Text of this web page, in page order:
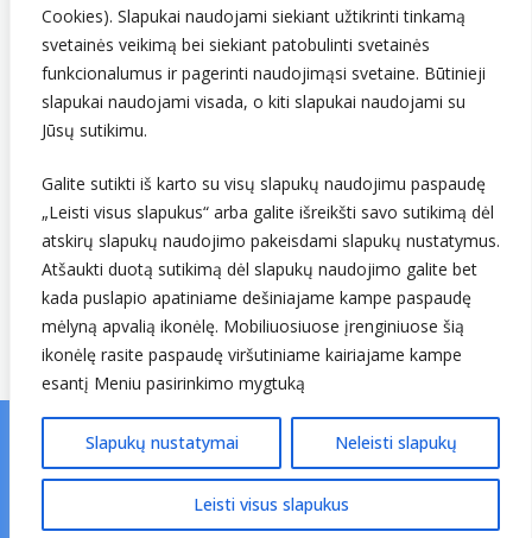
Cookies). Slapukai naudojami siekiant užtikrinti tinkamą
svetainės veikimą bei siekiant patobulinti svetainės
funkcionalumus ir pagerinti naudojimąsi svetaine. Būtinieji
slapukai naudojami visada, o kiti slapukai naudojami su
Jūsų sutikimu.
Galite sutikti iš karto su visų slapukų naudojimu paspaudę
„Leisti visus slapukus“ arba galite išreikšti savo sutikimą dėl
atskirų slapukų naudojimo pakeisdami slapukų nustatymus.
Atšaukti duotą sutikimą dėl slapukų naudojimo galite bet
kada puslapio apatiniame dešiniajame kampe paspaudę
mėlyną apvalią ikonėlę. Mobiliuosiuose įrenginiuose šią
ikonėlę rasite paspaudę viršutiniame kairiajame kampe
esantį Meniu pasirinkimo mygtuką
Slapukų nustatymai Neleisti slapukų
Leisti visus slapukus
Sekite mus
© Lietuvos hidrometeorologijos tarnyba prie Aplinkos